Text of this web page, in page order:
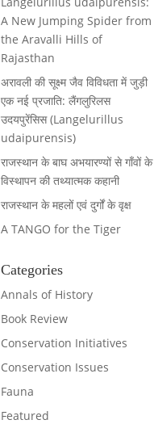
A New Jumping Spider from
the Aravalli Hills of
Rajasthan
अरावली की सूक्ष्म जैव विविधता में जुड़ी
एक नई प्रजाति: लैंगलुरिलस
उदयपुरेंसिस (Langelurillus
udaipurensis)
राजस्थान के बाघ अभयारण्यों से गाँवों के
विस्थापन की तथ्यात्मक कहानी
राजस्थान के महलों एवं दुर्गों के वृक्ष
A TANGO for the Tiger
Categories
Annals of History
Book Review
Conservation Initiatives
Conservation Issues
Fauna
Featured